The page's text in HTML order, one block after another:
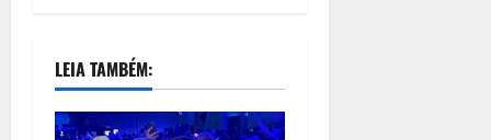
LEIA TAMBÉM: